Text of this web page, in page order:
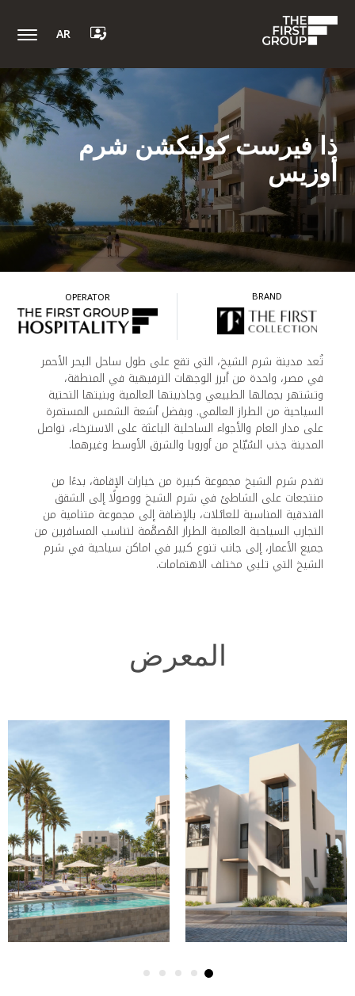
AR
ذا فيرست كوليكشن شرم
أوزيس
BRAND
OPERATOR
تُعد مدينة شرم الشيخ، التي تقع على طول ساحل البحر الأحمر
في مصر، واحدة من أبرز الوجهات الترفيهية في المنطقة،
وتشتهر بجمالها الطبيعي وجاذبيتها العالمية وبنيتها التحتية
السياحية من الطراز العالمي. وبفضل أشعة الشمس المستمرة
على مدار العام والأجواء الساحلية الباعثة على الاسترخاء، تواصل
المدينة جذب السُيّاح من أوروبا والشرق الأوسط وغيرهما.
تقدم شرم الشيخ مجموعة كبيرة من خيارات الإقامة، بدءًا من
منتجعات على الشاطئ في شرم الشيخ ووصولًا إلى الشقق
الفندقية المناسبة للعائلات، بالإضافة إلى مجموعة متنامية من
التجارب السياحية العالمية الطراز المُصمَّمة لتناسب المسافرين من
جميع الأعمار، إلى جانب تنوع كبير في اماكن سياحية في شرم
الشيخ التي تلبي مختلف الاهتمامات.
المعرض